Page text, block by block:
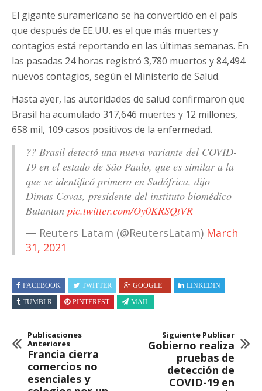
El gigante suramericano se ha convertido en el país
que después de EE.UU. es el que más muertes y
contagios está reportando en las últimas semanas. En
las pasadas 24 horas registró 3,780 muertos y 84,494
nuevos contagios, según el Ministerio de Salud.
Hasta ayer, las autoridades de salud confirmaron que
Brasil ha acumulado 317,646 muertes y 12 millones,
658 mil, 109 casos positivos de la enfermedad.
?? Brasil detectó una nueva variante del COVID-
19 en el estado de São Paulo, que es similar a la
que se identificó primero en Sudáfrica, dijo
Dimas Covas, presidente del instituto biomédico
Butantan pic.twitter.com/Oy0KRSQtVR
— Reuters Latam (@ReutersLatam) March
31, 2021
FACEBOOK TWITTER GOOGLE+
LINKEDIN
TUMBLR
PINTEREST MAIL
Publicaciones
Anteriores
Francia cierra
comercios no
esenciales y
Siguiente Publicar
Gobierno realiza
pruebas de
detección de
COVID-19 en